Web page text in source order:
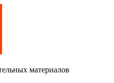
материалов